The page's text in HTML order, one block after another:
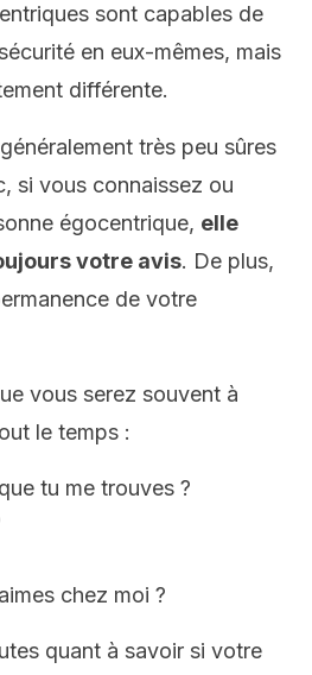
sont capables de
en eux-mêmes, mais
différente.
très peu sûres
si vous connaissez ou
égocentrique, elle
votre avis. De plus,
de votre
vous serez souvent à
le temps :
tu me trouves ?
chez moi ?
quant à savoir si votre